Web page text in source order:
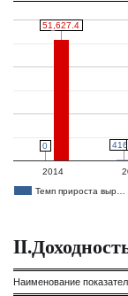
Темп прироста выр…
2014
0
0
51,627.4
51,627.4
Наименование